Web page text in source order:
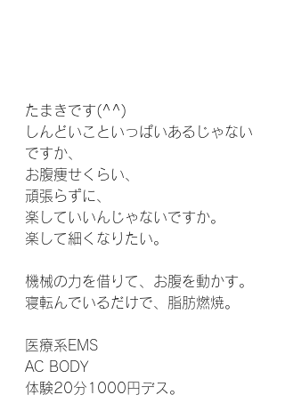
たまきです(^^)
しんどいこといっぱいあるじゃない
ですか、
お腹痩せくらい、
頑張らずに、
楽していいんじゃないですか。
楽して細くなりたい。
機械の力を借りて、お腹を動かす。
寝転んでいるだけで、脂肪燃焼。
医療系EMS
AC BODY
体験20分1000円デス。